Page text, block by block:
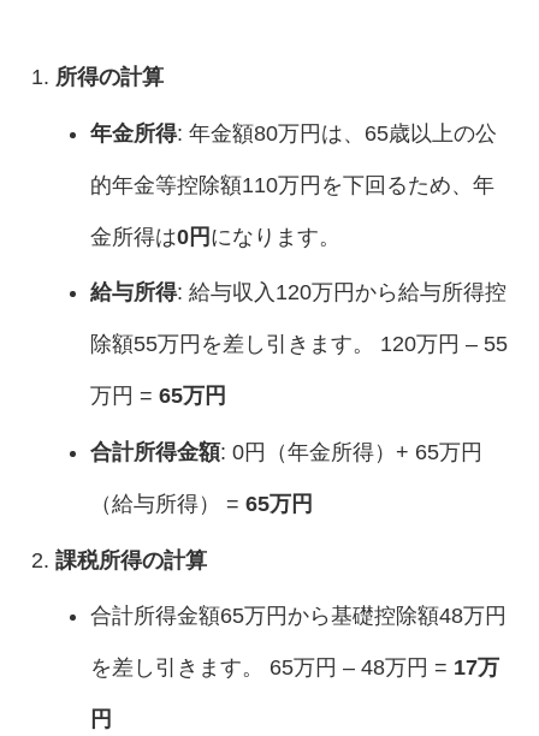
所得の計算
年金所得: 年金額80万円は、65歳以上の公
的年金等控除額110万円を下回るため、年
金所得は0円 になります。
給与所得: 給与収入120万円から給与所得控
除額55万円を差し引きます。 120万円 – 55
万円 =65万円
合計所得金額: 0円（年金所得）+ 65万円
（給与所得） =65万円
課税所得の計算
合計所得金額65万円から基礎控除額48万円
を差し引きます。 65万円 – 48万円 = 17万
円